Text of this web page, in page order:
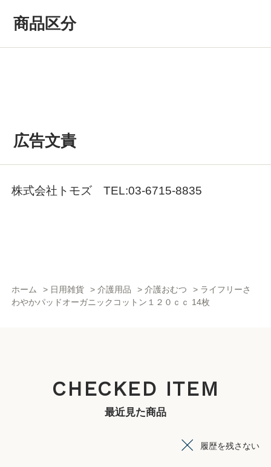
商品区分
広告文責
株式会社トモズ TEL:03-6715-8835
ホーム > 日用雑貨 >介護用品 > 介護おむつ > ライフリーさ
わやかパッドオーガニックコットン１２０ｃｃ 14枚
CHECKED ITEM
最近見た商品
履歴を残さない